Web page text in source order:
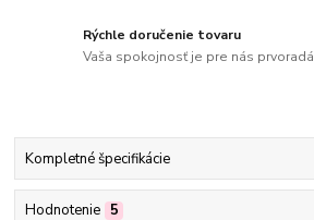
Rýchle doručenie tovaru
Vaša spokojnosť je pre nás prvoradá
Kompletné špecifikácie
Hodnotenie 5